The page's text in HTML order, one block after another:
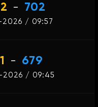
- 702
/ 09:57
- 679
2026 / 09:45